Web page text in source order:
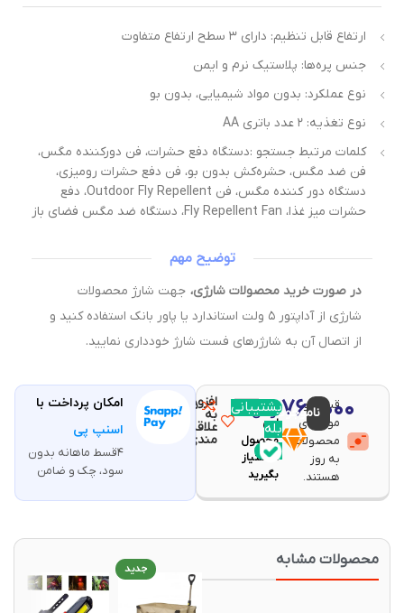
ارتفاع قابل تنظیم: دارای ۳ سطح ارتفاع متفاوت
جنس پره‌ها: پلاستیک نرم و ایمن
نوع عملکرد: بدون مواد شیمیایی، بدون بو
نوع تغذیه: ۲ عدد باتری AA
کلمات مرتبط جستجو :دستگاه دفع حشرات، فن دورکننده مگس،
فن ضد مگس، حشره‌کش بدون بو، فن دفع حشرات رومیزی،
دستگاه دور کننده مگس، فن Outdoor Fly Repellent، دفع
حشرات میز غذا، Fly Repellent Fan، دستگاه ضد مگس فضای باز
توضیح مهم
در صورت خرید محصولات شارژی،جهت شارژ محصولات
شارژی از آداپتور ۵ ولت استاندارد یا پاور بانک استفاده کنید و
از اتصال آن به شارژرهای فست شارژ خودداری نمایید.
قیمت و
موجودی
محصولات
به روز
هستند.
۷۶۰,۰۰۰تومانناموجودبا خرید
این
محصول
امتیاز
بگیرید
پشتیبانی
بله
افزودن
به
علاقه
مندی
مقایسه
امکان پرداخت با
اسنپ پی
۴قسط ماهانه بدون
سود، چک و ضامن
محصولات مشابه جدید